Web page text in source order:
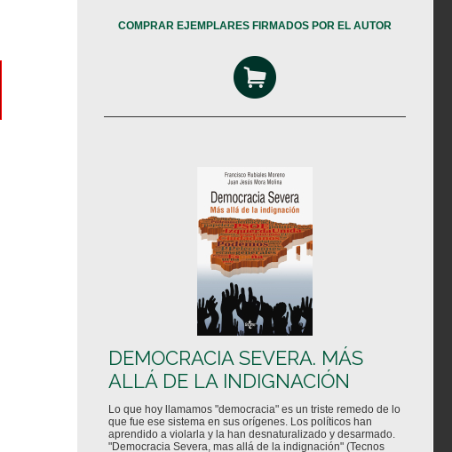
COMPRAR EJEMPLARES FIRMADOS POR EL AUTOR
DEMOCRACIA SEVERA. MÁS
ALLÁ DE LA INDIGNACIÓN
Lo que hoy llamamos "democracia" es un triste remedo de lo
que fue ese sistema en sus orígenes. Los políticos han
aprendido a violarla y la han desnaturalizado y desarmado.
"Democracia Severa, mas allá de la indignación" (Tecnos